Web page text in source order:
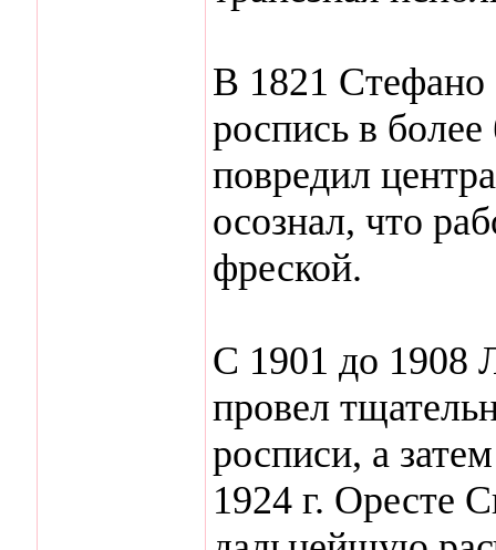
В 1821 Стефано
роспись в более
повредил
осознал, что
фреской.
С 1901 до 1908
провел
росписи, а
1924 г. Оресте